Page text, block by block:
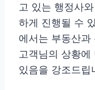
고 있는 행정사
하게 진행될 수
에서는 부동산과
고객님의 상황에
있음을 강조드립